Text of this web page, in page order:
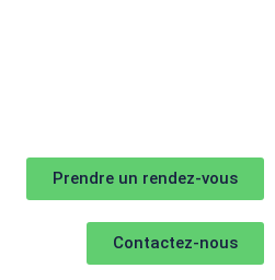
Prendre un rendez-vous
Contactez-nous